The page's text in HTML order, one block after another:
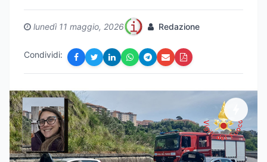
lunedì 11 maggio, 2026 Redazione
Condividi: